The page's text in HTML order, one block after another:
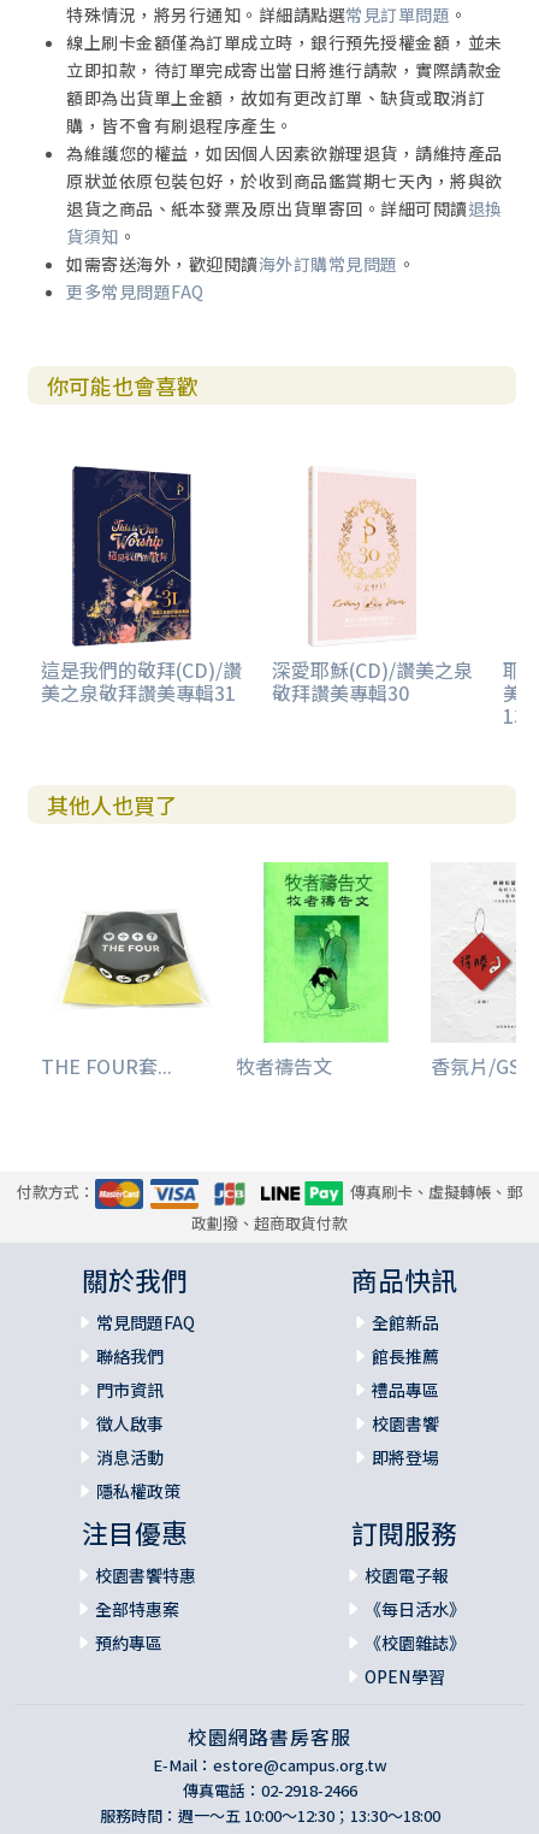
特殊情況，將另行通知。詳細請點選常見訂單問題 。
線上刷卡金額僅為訂單成立時，銀行預先授權金額，並未
立即扣款，待訂單完成寄出當日將進行請款，實際請款金
額即為出貨單上金額，故如有更改訂單、缺貨或取消訂
購，皆不會有刷退程序產生。
為維護您的權益，如因個人因素欲辦理退貨，請維持產品
原狀並依原包裝包好，於收到商品鑑賞期七天內，將與欲
退貨之商品、紙本發票及原出貨單寄回。詳細可閱讀退換
貨須知 。
如需寄送海外，歡迎閱讀海外訂購常見問題 。
更多常見問題FAQ
你可能也會喜歡
這是我們的敬拜(CD)/讚
美之泉敬拜讚美專輯31
深愛耶穌(CD)/讚美之泉
敬拜讚美專輯30
耶
美
13
其他人也買了
THE FOUR套... 牧者禱告文 香氛片/
付款方式：
傳真刷卡、虛擬轉帳、郵
政劃撥、超商取貨付款
關於我們
常見問題FAQ
聯絡我們
門市資訊
徵人啟事
消息活動
隱私權政策
商品快訊
全館新品
館長推薦
禮品專區
校園書饗
即將登場
注目優惠
校園書饗特惠
全部特惠案
預約專區
訂閱服務
校園電子報
《每日活水》
《校園雜誌》
OPEN學習
校園網路書房客服
E-Mail： estore@campus.org.tw
傳真電話：02-2918-2466
服務時間：週一～五 10:00～12:30；13:30～18:00